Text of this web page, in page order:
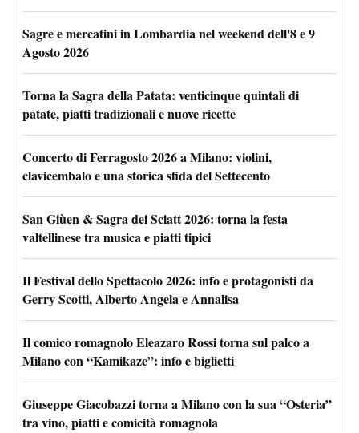
Sagre e mercatini in Lombardia nel weekend dell'8 e 9
Agosto 2026
Torna la Sagra della Patata: venticinque quintali di
patate, piatti tradizionali e nuove ricette
Concerto di Ferragosto 2026 a Milano: violini,
clavicembalo e una storica sfida del Settecento
San Giùen & Sagra dei Sciatt 2026: torna la festa
valtellinese tra musica e piatti tipici
Il Festival dello Spettacolo 2026: info e protagonisti da
Gerry Scotti, Alberto Angela e Annalisa
Il comico romagnolo Eleazaro Rossi torna sul palco a
Milano con “Kamikaze”: info e biglietti
Giuseppe Giacobazzi torna a Milano con la sua “Osteria”
tra vino, piatti e comicità romagnola